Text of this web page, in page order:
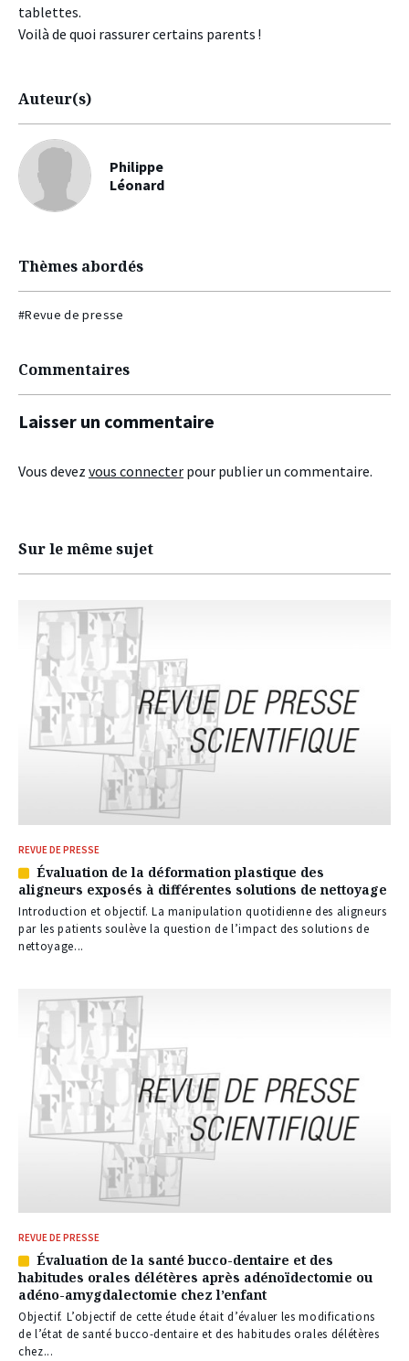
tablettes.
Voilà de quoi rassurer certains parents !
Auteur(s)
Philippe
Léonard
Thèmes abordés
#Revue de presse
Commentaires
Laisser un commentaire
Vous devez vous connecter pour publier un commentaire.
Sur le même sujet
REVUE DE PRESSE
Article
réservé
à
nos
abonnés
Évaluation de la déformation plastique des
aligneurs exposés à différentes solutions de nettoyage
Introduction et objectif. La manipulation quotidienne des aligneurs
par les patients soulève la question de l’impact des solutions de
nettoyage...
REVUE DE PRESSE
Article
réservé
à
nos
abonnés
Évaluation de la santé bucco-dentaire et des
habitudes orales délétères après adénoïdectomie ou
adéno-amygdalectomie chez l’enfant
Objectif. L’objectif de cette étude était d’évaluer les modifications
de l’état de santé bucco-dentaire et des habitudes orales délétères
chez...